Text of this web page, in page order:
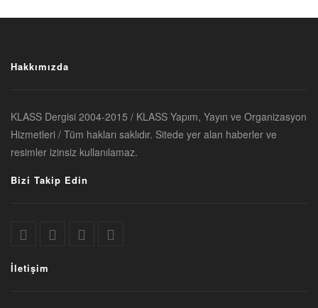
Hakkımızda
KLASS Dergisi 2004-2015 / KLASS Yapım, Yayın ve Organizasyon
Hizmetleri / Tüm hakları saklıdır. Sitede yer alan haberler ve
resimler izinsiz kullanılamaz.
Bizi Takip Edin
İletişim